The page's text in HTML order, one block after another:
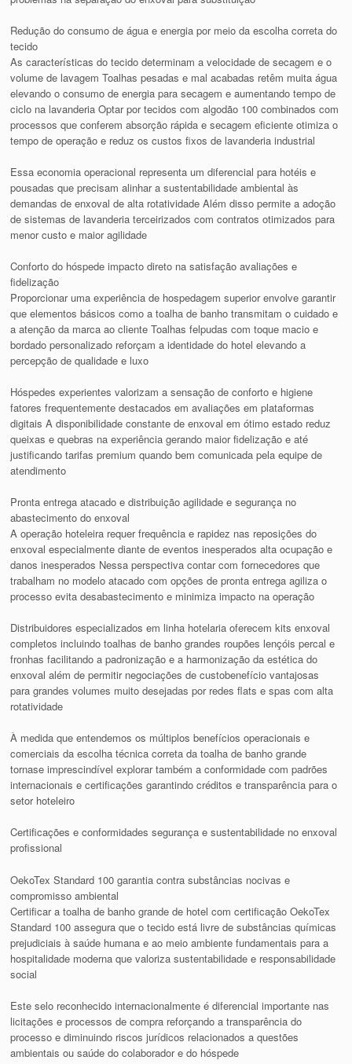
Redução do consumo de água e energia por meio da escolha correta do
tecido
As características do tecido determinam a velocidade de secagem e o
volume de lavagem Toalhas pesadas e mal acabadas retêm muita água
elevando o consumo de energia para secagem e aumentando tempo de
ciclo na lavanderia Optar por tecidos com algodão 100 combinados com
processos que conferem absorção rápida e secagem eficiente otimiza o
tempo de operação e reduz os custos fixos de lavanderia industrial
Essa economia operacional representa um diferencial para hotéis e
pousadas que precisam alinhar a sustentabilidade ambiental às
demandas de enxoval de alta rotatividade Além disso permite a adoção
de sistemas de lavanderia terceirizados com contratos otimizados para
menor custo e maior agilidade
Conforto do hóspede impacto direto na satisfação avaliações e
fidelização
Proporcionar uma experiência de hospedagem superior envolve garantir
que elementos básicos como a toalha de banho transmitam o cuidado e
a atenção da marca ao cliente Toalhas felpudas com toque macio e
bordado personalizado reforçam a identidade do hotel elevando a
percepção de qualidade e luxo
Hóspedes experientes valorizam a sensação de conforto e higiene
fatores frequentemente destacados em avaliações em plataformas
digitais A disponibilidade constante de enxoval em ótimo estado reduz
queixas e quebras na experiência gerando maior fidelização e até
justificando tarifas premium quando bem comunicada pela equipe de
atendimento
Pronta entrega atacado e distribuição agilidade e segurança no
abastecimento do enxoval
A operação hoteleira requer frequência e rapidez nas reposições do
enxoval especialmente diante de eventos inesperados alta ocupação e
danos inesperados Nessa perspectiva contar com fornecedores que
trabalham no modelo atacado com opções de pronta entrega agiliza o
processo evita desabastecimento e minimiza impacto na operação
Distribuidores especializados em linha hotelaria oferecem kits enxoval
completos incluindo toalhas de banho grandes roupões lençóis percal e
fronhas facilitando a padronização e a harmonização da estética do
enxoval além de permitir negociações de custobenefício vantajosas
para grandes volumes muito desejadas por redes flats e spas com alta
rotatividade
À medida que entendemos os múltiplos benefícios operacionais e
comerciais da escolha técnica correta da toalha de banho grande
tornase imprescindível explorar também a conformidade com padrões
internacionais e certificações garantindo créditos e transparência para o
setor hoteleiro
Certificações e conformidades segurança e sustentabilidade no enxoval
profissional
OekoTex Standard 100 garantia contra substâncias nocivas e
compromisso ambiental
Certificar a toalha de banho grande de hotel com certificação OekoTex
Standard 100 assegura que o tecido está livre de substâncias químicas
prejudiciais à saúde humana e ao meio ambiente fundamentais para a
hospitalidade moderna que valoriza sustentabilidade e responsabilidade
social
Este selo reconhecido internacionalmente é diferencial importante nas
licitações e processos de compra reforçando a transparência do
processo e diminuindo riscos jurídicos relacionados a questões
ambientais ou saúde do colaborador e do hóspede